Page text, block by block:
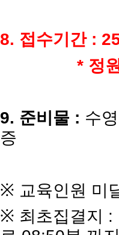
8. 접수기간:
* 정
9. 준비물 : 수
증
※ 교육인원 미
※ 최초집결지
: